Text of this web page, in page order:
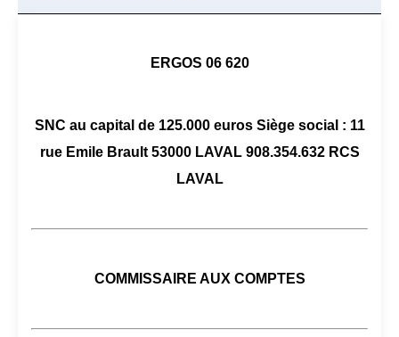
ERGOS 06 620
SNC au capital de 125.000 euros Siège social : 11
rue Emile Brault 53000 LAVAL 908.354.632 RCS
LAVAL
COMMISSAIRE AUX COMPTES